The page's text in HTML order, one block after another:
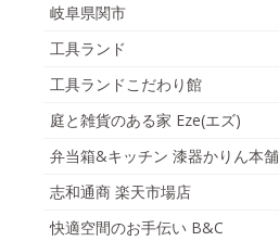
岐阜県関市
工具ランド
工具ランドこだわり館
庭と雑貨のある家 Eze(エズ)
弁当箱&キッチン 漆器かりん本舗
志和通商 楽天市場店
快適空間のお手伝い B&C